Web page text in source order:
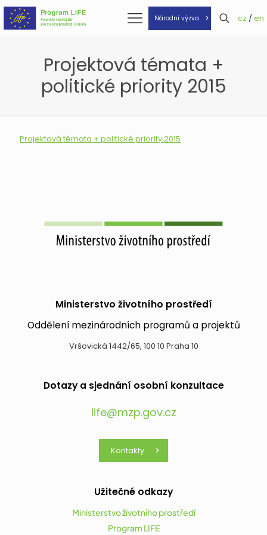
Národní výzva cz / en
Projektová témata +
politické priority 2015
Projektová témata + politické priority 2015
Ministerstvo životního prostředí
Oddělení mezinárodních programů a projektů
Vršovická 1442/65, 100 10 Praha 10
Dotazy a sjednání osobní konzultace
life@mzp.gov.cz
Kontakty
Užitečné odkazy
Ministerstvo životního prostředí
Program LIFE